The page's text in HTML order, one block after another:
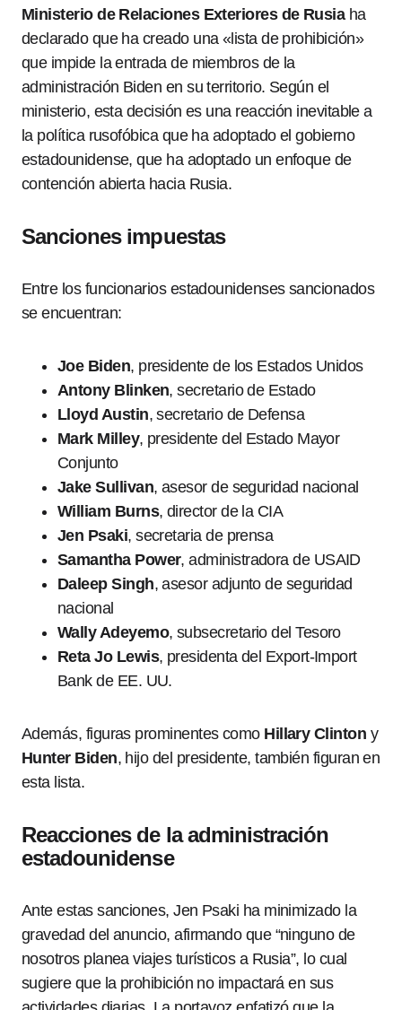
Ministerio de Relaciones Exteriores de Rusiaha
declarado que ha creado una «lista de prohibición»
que impide la entrada de miembros de la
administración Biden en su territorio. Según el
ministerio, esta decisión es una reacción inevitable a
la política rusofóbica que ha adoptado el gobierno
estadounidense, que ha adoptado un enfoque de
contención abierta hacia Rusia.
Sanciones impuestas
Entre los funcionarios estadounidenses sancionados
se encuentran:
Joe Biden, presidente de los Estados Unidos
Antony Blinken, secretario de Estado
Lloyd Austin, secretario de Defensa
Mark Milley, presidente del Estado Mayor
Conjunto
Jake Sullivan, asesor de seguridad nacional
William Burns, director de la CIA
Jen Psaki, secretaria de prensa
Samantha Power, administradora de USAID
Daleep Singh, asesor adjunto de seguridad
nacional
Wally Adeyemo, subsecretario del Tesoro
Reta Jo Lewis, presidenta del Export-Import
Bank de EE. UU.
Además, figuras prominentes como Hillary Clinton y
Hunter Biden, hijo del presidente, también figuran en
esta lista.
Reacciones de la administración
estadounidense
Ante estas sanciones, Jen Psaki ha minimizado la
gravedad del anuncio, afirmando que “ninguno de
nosotros planea viajes turísticos a Rusia”, lo cual
sugiere que la prohibición no impactará en sus